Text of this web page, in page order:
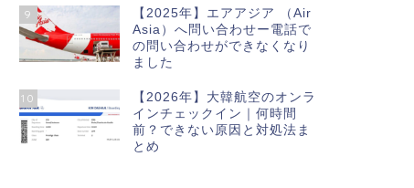
9
【2025年】エアアジア （Air
Asia）へ問い合わせー電話で
の問い合わせができなくなり
ました
10
【2026年】大韓航空のオンラ
インチェックイン｜何時間
前？できない原因と対処法ま
とめ